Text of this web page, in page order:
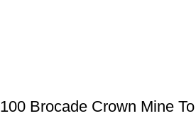
Brocade Crown Mine To